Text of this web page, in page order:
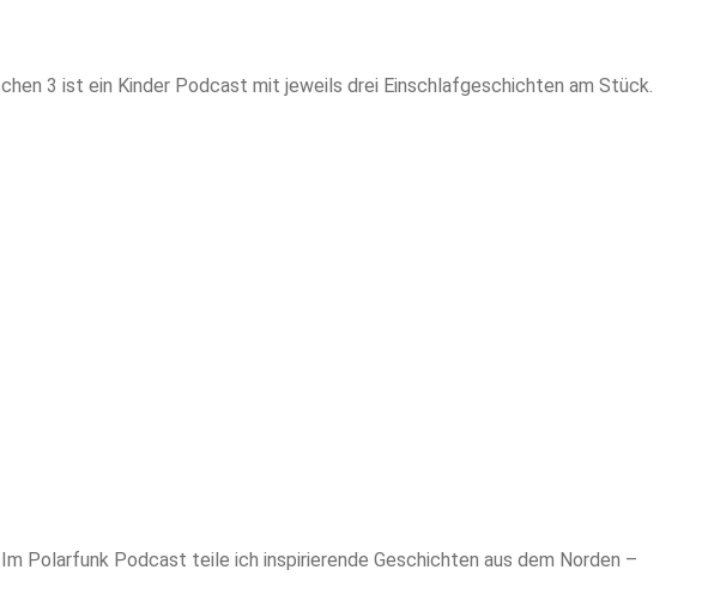
3 ist ein Kinder Podcast mit jeweils drei Einschlafgeschichten am Stück.
Polarfunk Podcast teile ich inspirierende Geschichten aus dem Norden –